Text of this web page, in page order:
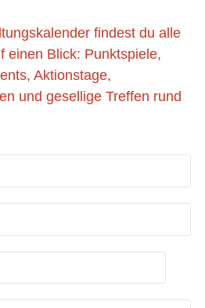
findest du alle
einen Blick: Punktspiele,
Aktionstage,
und gesellige Treffen rund